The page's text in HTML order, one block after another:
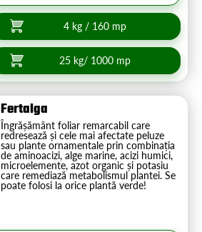
4 kg / 160 mp
25 kg/ 1000 mp
Fertalga
Îngrășământ foliar remarcabil care
redresează și cele mai afectate peluze
sau plante ornamentale prin combinația
de aminoacizi, alge marine, acizi humici,
microelemente, azot organic și potasiu
care remediază metabolismul plantei. Se
poate folosi la orice plantă verde!